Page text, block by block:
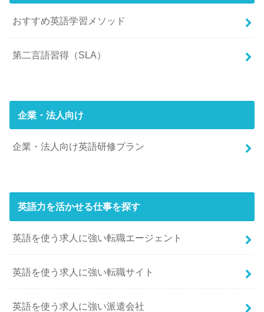
おすすめ英語学習メソッド
第二言語習得（SLA）
企業・法人向け
企業・法人向け英語研修プラン
英語力を活かせる仕事を探す
英語を使う求人に強い転職エージェント
英語を使う求人に強い転職サイト
英語を使う求人に強い派遣会社